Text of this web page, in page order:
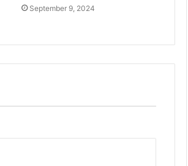
September 9, 2024